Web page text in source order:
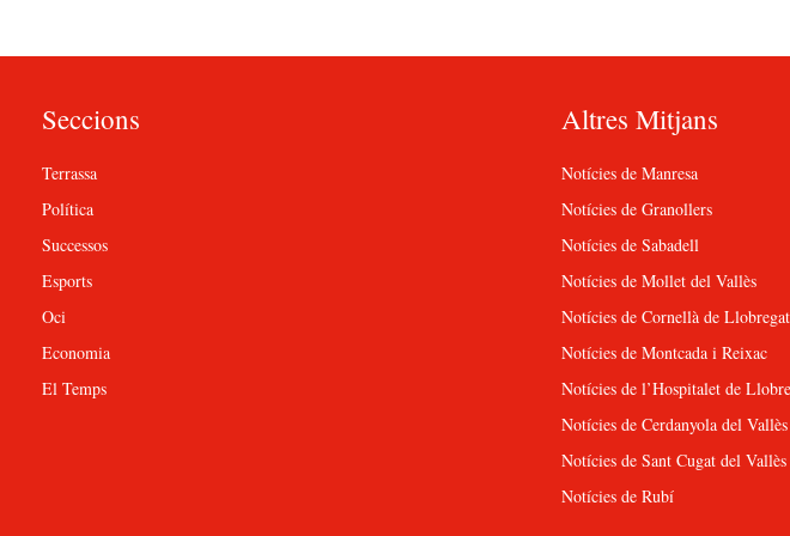
Seccions
Terrassa
Política
Successos
Esports
Oci
Economia
El Temps
Altres Mitjans
Notícies de Manresa
Notícies de Granollers
Notícies de Sabadell
Notícies de Mollet del Vallès
Notícies de Cornellà de Llobregat
Notícies de Montcada i Reixac
Notícies de l’Hospitalet de
Notícies de Cerdanyola del Vallès
Notícies de Sant Cugat del Vallès
Notícies de Rubí